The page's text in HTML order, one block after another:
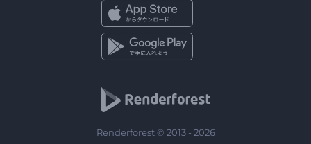
Renderforest © 2013 - 2026